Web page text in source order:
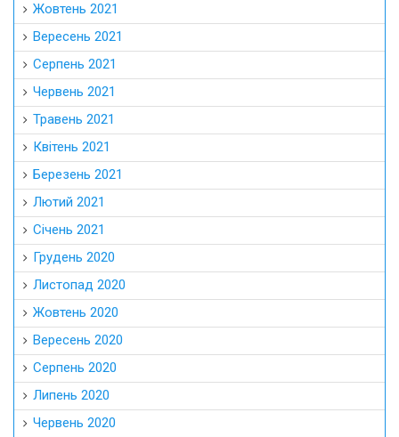
Жовтень 2021
Вересень 2021
Серпень 2021
Червень 2021
Травень 2021
Квітень 2021
Березень 2021
Лютий 2021
Січень 2021
Грудень 2020
Листопад 2020
Жовтень 2020
Вересень 2020
Серпень 2020
Липень 2020
Червень 2020